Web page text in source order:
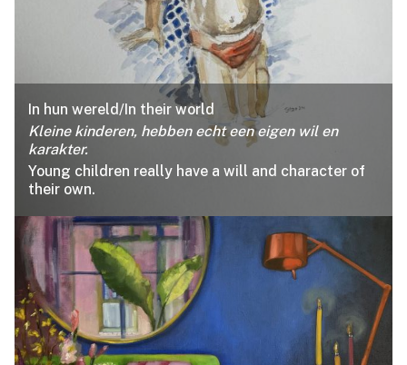
In hun wereld/In their world
Kleine kinderen, hebben echt een eigen wil en
karakter.
Young children really have a will and character of
their own.